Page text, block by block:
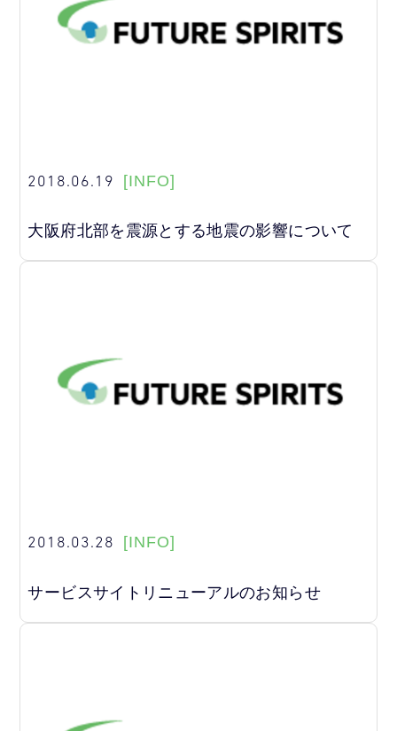
2018.06.19 [INFO]
大阪府北部を震源とする地震の影響について
2018.03.28 [INFO]
サービスサイトリニューアルのお知らせ